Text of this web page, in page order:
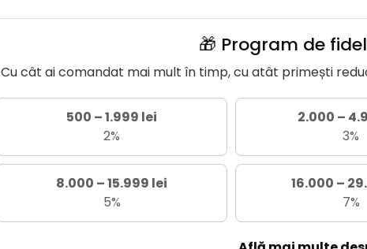
🎁 Program de
Cu cât ai comandat mai mult în timp, cu atât primești
500 – 1.999 lei
2%
2.000 –
3%
8.000 – 15.999 lei
5%
16.000 –
7%